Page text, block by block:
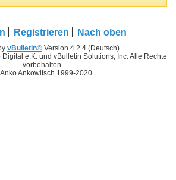
Registrieren Nach oben
vBulletin®Version 4.2.4 (Deutsch)
e.K. und vBulletin Solutions, Inc. Alle Rechte
vorbehalten.
Ankowitsch 1999-2020